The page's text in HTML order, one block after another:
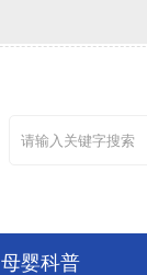
母婴科普